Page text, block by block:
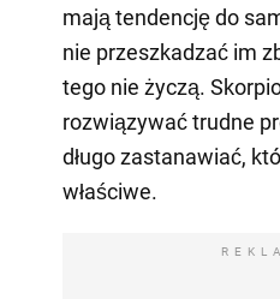
mają tendencję do
nie przeszkadzać im
tego nie życzą.
rozwiązywać trudne
długo zastanawiać,
właściwe.